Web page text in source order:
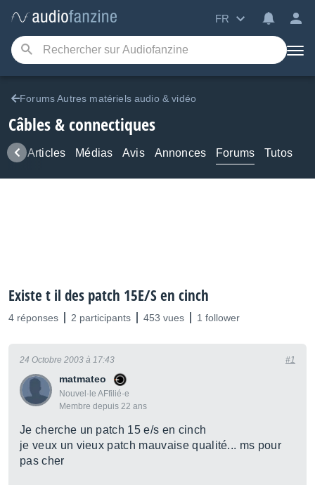
FR
Forums Autres matériels audio & vidéo
Câbles & connectiques
Articles Médias Avis Annonces Forums Tutos
Existe t il des patch 15E/S en cinch
4 réponses 2 participants 453 vues 1 follower
matmateo
Nouvel·le AFfilié·e
Membre depuis 22 ans
24 Octobre 2003 à 17:43 #1
Je cherche un patch 15 e/s en cinch
je veux un vieux patch mauvaise qualité... ms pour
pas cher